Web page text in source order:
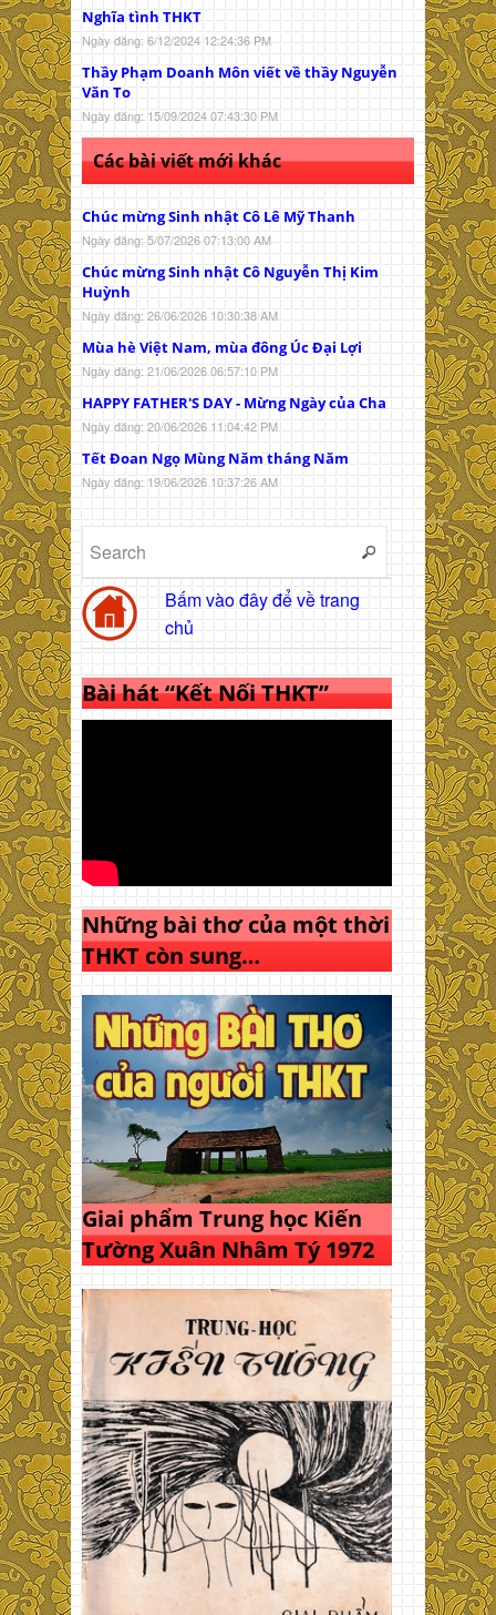
Nghĩa tình THKT
Ngày đăng: 6/12/2024 12:24:36 PM
Thầy Phạm Doanh Môn viết về thầy Nguyễn
Văn To
Ngày đăng: 15/09/2024 07:43:30 PM
Các bài viết mới khác
Chúc mừng Sinh nhật Cô Lê Mỹ Thanh
Ngày đăng: 5/07/2026 07:13:00 AM
Chúc mừng Sinh nhật Cô Nguyễn Thị Kim
Huỳnh
Ngày đăng: 26/06/2026 10:30:38 AM
Mùa hè Việt Nam, mùa đông Úc Đại Lợi
Ngày đăng: 21/06/2026 06:57:10 PM
HAPPY FATHER'S DAY - Mừng Ngày của Cha
Ngày đăng: 20/06/2026 11:04:42 PM
Tết Đoan Ngọ Mùng Năm tháng Năm
Ngày đăng: 19/06/2026 10:37:26 AM
Bấm vào đây để về trang
chủ
Bài hát “Kết Nối THKT”
Những bài thơ của một thời
THKT còn sung…
Giai phẩm Trung học Kiến
Tường Xuân Nhâm Tý 1972